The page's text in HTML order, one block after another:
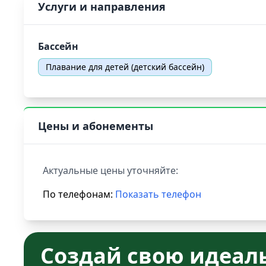
Услуги и направления
Бассейн
Плавание для детей (детский бассейн)
Цены и абонементы
Актуальные цены уточняйте:
По телефонам: Показать телефон
Создай свою